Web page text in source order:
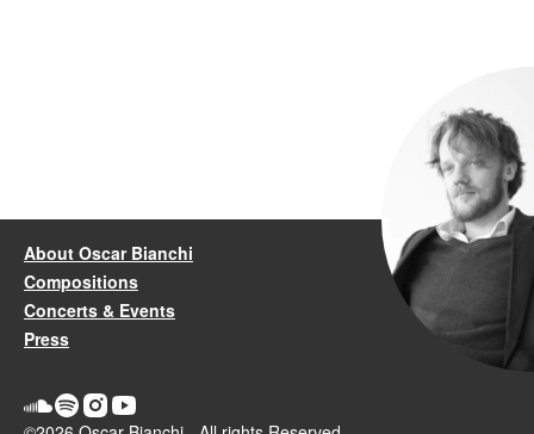
About Oscar Bianchi
Compositions
Concerts & Events
Press